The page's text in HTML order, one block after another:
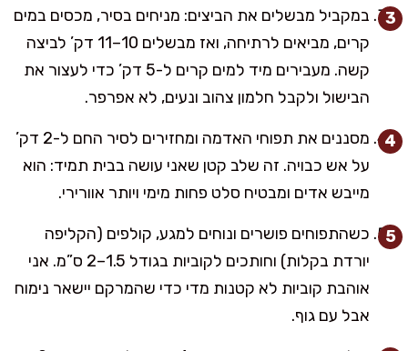
במקביל מבשלים את הביצים: מניחים בסיר, מכסים במים
קרים, מביאים לרתיחה, ואז מבשלים 10–11 דק’ לביצה
קשה. מעבירים מיד למים קרים ל-5 דק’ כדי לעצור את
הבישול ולקבל חלמון צהוב ונעים, לא אפרפר.
מסננים את תפוחי האדמה ומחזירים לסיר החם ל-2 דק’
על אש כבויה. זה שלב קטן שאני עושה בבית תמיד: הוא
מייבש אדים ומבטיח סלט פחות מימי ויותר אוורירי.
כשהתפוחים פושרים ונוחים למגע, קולפים (הקליפה
יורדת בקלות) וחותכים לקוביות בגודל 1.5–2 ס”מ. אני
אוהבת קוביות לא קטנות מדי כדי שהמרקם יישאר נימוח
אבל עם גוף.